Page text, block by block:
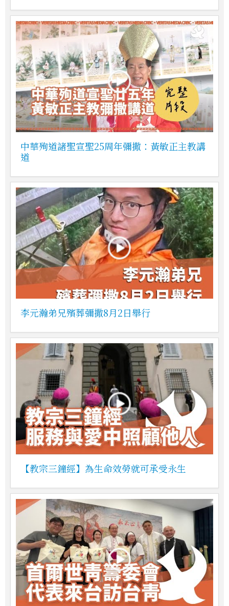
中華殉道諸聖宣聖25周年彌撒：黃敏正主教講
道
李元瀚弟兄殯葬彌撒8月2日舉行
【教宗三鐘經】為生命效勞就可承受永生